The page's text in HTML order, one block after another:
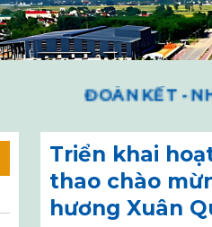
ĐOÀN KẾT -
Triển khai
thao chào
hương Xuân